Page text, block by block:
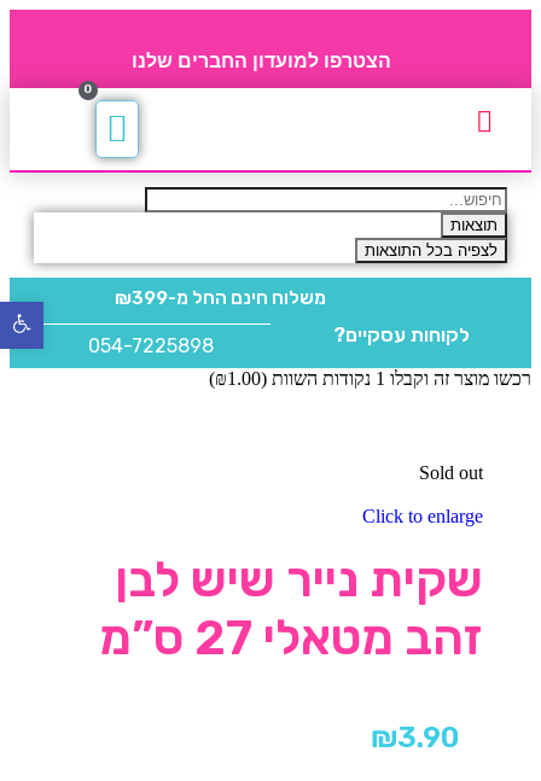
הצטרפו למועדון החברים שלנו
0
תוצאות
לצפיה בכל התוצאות
משלוח חינם החל מ-₪399
לקוחות עסקיים? 054-7225898
רכשו מוצר זה וקבלו 1 נקודות השוות ( ₪1.00
)
Sold out
Click to enlarge
שקית נייר שיש לבן
זהב מטאלי 27 ס”מ
₪3.90
פתח